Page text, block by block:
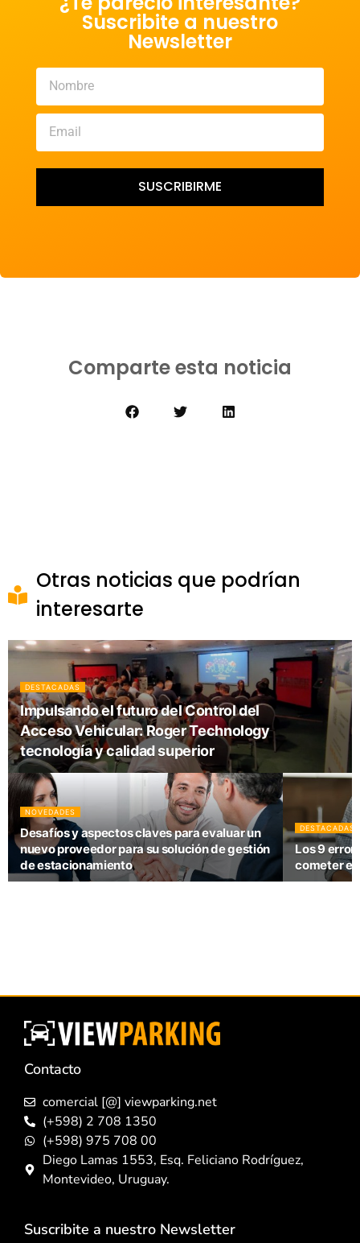
Suscribite a nuestro
Newsletter
SUSCRIBIRME
Comparte esta noticia
Otras noticias que podrían
interesarte
DESTACADAS
Impulsando el futuro del Control del
Acceso Vehicular: Roger Technology
tecnología y calidad superior
NOVEDADES
Desafíos y aspectos claves para evaluar un
nuevo proveedor para su solución de gestión
de estacionamiento
DESTACADAS
Los 9
cometer
Contacto
comercial [@] viewparking.net
(+598) 2 708 1350
(+598) 975 708 00
Diego Lamas 1553, Esq. Feliciano Rodríguez,
Montevideo, Uruguay.
Suscribite a nuestro Newsletter